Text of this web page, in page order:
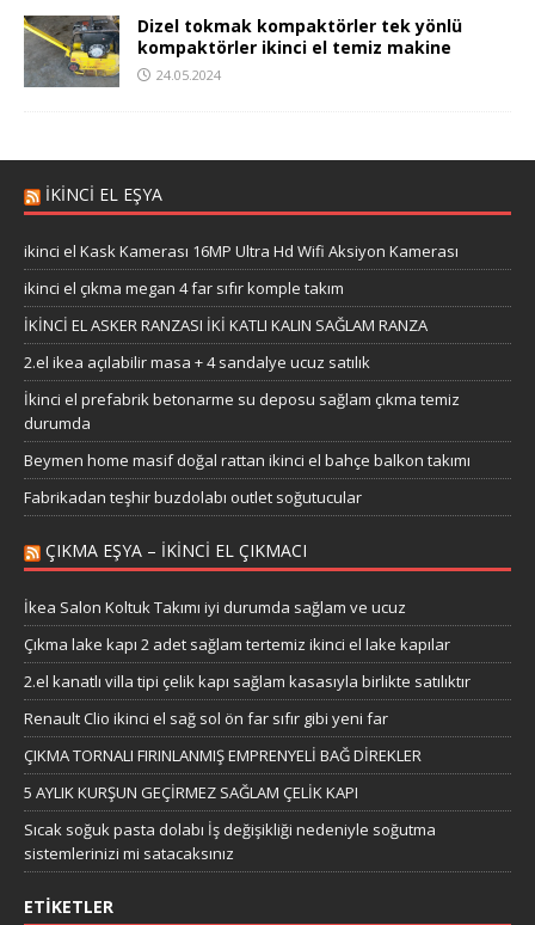
Dizel tokmak kompaktörler tek yönlü
kompaktörler ikinci el temiz makine
24.05.2024
İKİNCİ EL EŞYA
ikinci el Kask Kamerası 16MP Ultra Hd Wifi Aksiyon Kamerası
ikinci el çıkma megan 4 far sıfır komple takım
İKİNCİ EL ASKER RANZASI İKİ KATLI KALIN SAĞLAM RANZA
2.el ikea açılabilir masa + 4 sandalye ucuz satılık
İkinci el prefabrik betonarme su deposu sağlam çıkma temiz
durumda
Beymen home masif doğal rattan ikinci el bahçe balkon takımı
Fabrikadan teşhir buzdolabı outlet soğutucular
ÇIKMA EŞYA – IKINCI EL ÇIKMACI
İkea Salon Koltuk Takımı iyi durumda sağlam ve ucuz
Çıkma lake kapı 2 adet sağlam tertemiz ikinci el lake kapılar
2.el kanatlı villa tipi çelik kapı sağlam kasasıyla birlikte satılıktır
Renault Clio ikinci el sağ sol ön far sıfır gibi yeni far
ÇIKMA TORNALI FIRINLANMIŞ EMPRENYELİ BAĞ DİREKLER
5 AYLIK KURŞUN GEÇİRMEZ SAĞLAM ÇELİK KAPI
Sıcak soğuk pasta dolabı İş değişikliği nedeniyle soğutma
sistemlerinizi mi satacaksınız
ETIKETLER